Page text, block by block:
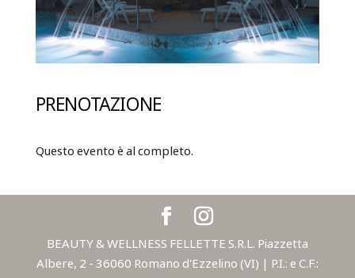
PRENOTAZIONE
Questo evento è al completo.
BEAUTY & WELLNESS FELLETTE S.R.L. Piazzetta
Albere, 2 - 36060 Romano d'Ezzelino (VI) | P.I.: e C.F.: